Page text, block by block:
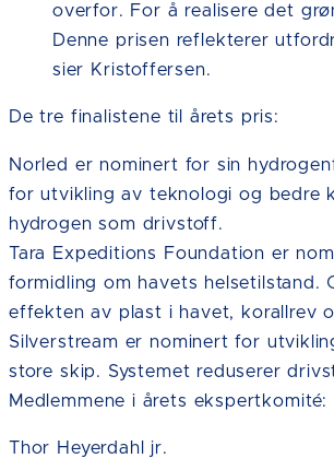
overfor. For å realisere det
Denne prisen reflekterer
sier Kristoffersen.
De tre finalistene til årets pris:
Norled er nominert for sin
for utvikling av teknologi og bedre
hydrogen som drivstoff.
Tara Expeditions Foundation er
formidling om havets helsetilstand.
effekten av plast i havet, korallrev
Silverstream er nominert for
store skip. Systemet reduserer
Medlemmene i årets ekspertkomité:
Thor Heyerdahl jr.